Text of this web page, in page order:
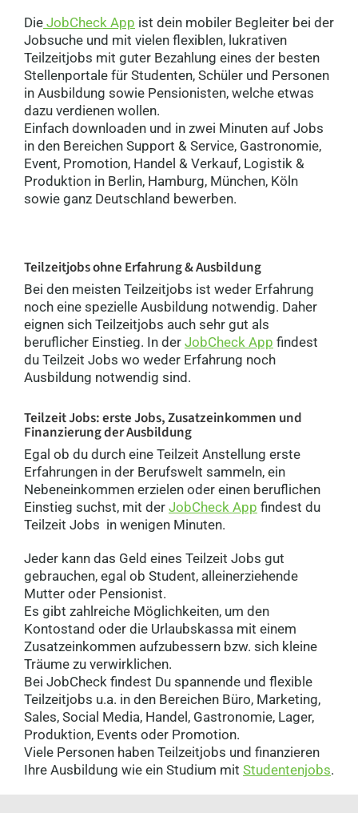
DieJobCheck App ist dein mobiler Begleiter bei der
Jobsuche und mit vielen flexiblen, lukrativen
Teilzeitjobs mit guter Bezahlung eines der besten
Stellenportale für Studenten, Schüler und Personen
in Ausbildung sowie Pensionisten, welche etwas
dazu verdienen wollen.
Einfach downloaden und in zwei Minuten auf Jobs
in den Bereichen Support & Service, Gastronomie,
Event, Promotion, Handel & Verkauf, Logistik &
Produktion in Berlin, Hamburg, München, Köln
sowie ganz Deutschland bewerben.
Teilzeitjobs ohne Erfahrung & Ausbildung
Bei den meisten Teilzeitjobs ist weder Erfahrung
noch eine spezielle Ausbildung notwendig. Daher
eignen sich Teilzeitjobs auch sehr gut als
beruflicher Einstieg. In der JobCheck App findest
du Teilzeit Jobs wo weder Erfahrung noch
Ausbildung notwendig sind.
Teilzeit Jobs: erste Jobs, Zusatzeinkommen und
Finanzierung der Ausbildung
Egal ob du durch eine Teilzeit Anstellung erste
Erfahrungen in der Berufswelt sammeln, ein
Nebeneinkommen erzielen oder einen beruflichen
Einstieg suchst, mit der JobCheck App findest du
Teilzeit Jobs in wenigen Minuten.
Jeder kann das Geld eines Teilzeit Jobs gut
gebrauchen, egal ob Student, alleinerziehende
Mutter oder Pensionist.
Es gibt zahlreiche Möglichkeiten, um den
Kontostand oder die Urlaubskassa mit einem
Zusatzeinkommen aufzubessern bzw. sich kleine
Träume zu verwirklichen.
Bei JobCheck findest Du spannende und flexible
Teilzeitjobs u.a. in den Bereichen Büro, Marketing,
Sales, Social Media, Handel, Gastronomie, Lager,
Produktion, Events oder Promotion.
Viele Personen haben Teilzeitjobs und finanzieren
Ihre Ausbildung wie ein Studium mit Studentenjobs.